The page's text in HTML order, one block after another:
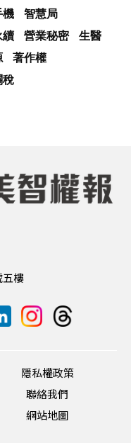
機
智慧局
續 營業秘密
生醫
著作權
稅
五樓
隱私權政策
聯絡我們
網站地圖